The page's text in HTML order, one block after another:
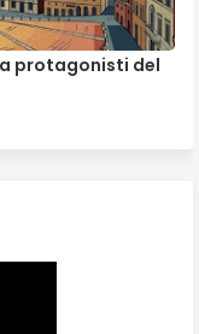
protagonisti del